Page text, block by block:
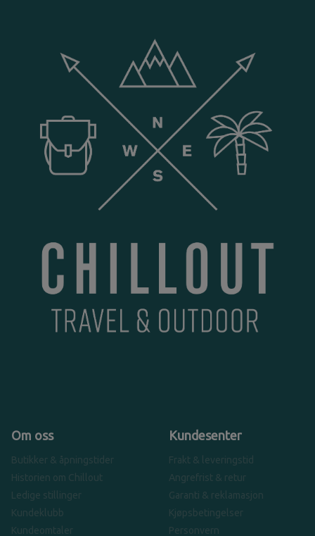
Om oss
Butikker & åpningstider
Historien om Chillout
Ledige stillinger
Kundeklubb
Kundeomtaler
Kundesenter
Frakt & leveringstid
Angrefrist & retur
Garanti & reklamasjon
Kjøpsbetingelser
Personvern